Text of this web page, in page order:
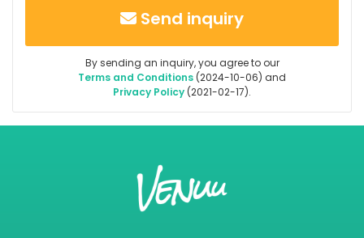
Send inquiry
By sending an inquiry, you agree to our
Terms and Conditions (2024-10-06) and
Privacy Policy (2021-02-17).